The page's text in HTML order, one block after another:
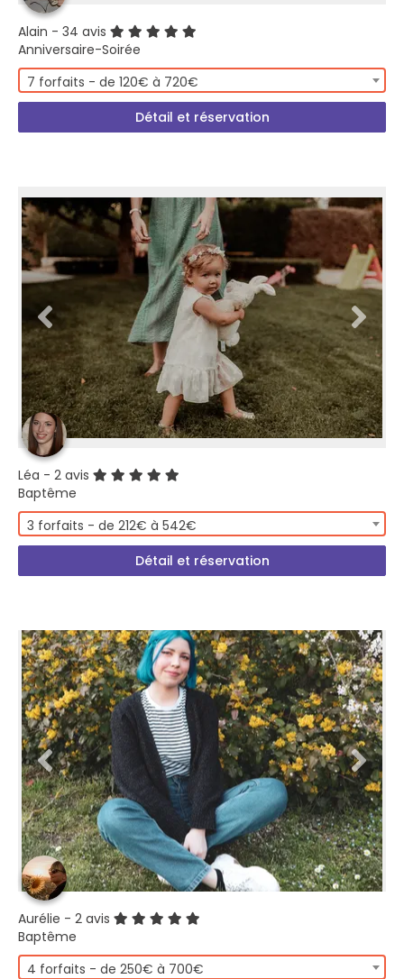
Alain - 34 avis
Anniversaire-Soirée
7 forfaits - de 120€ à 720€
Détail et réservation
Léa - 2 avis
Baptême
3 forfaits - de 212€ à 542€
Détail et réservation
Aurélie - 2 avis
Baptême
4 forfaits - de 250€ à 700€